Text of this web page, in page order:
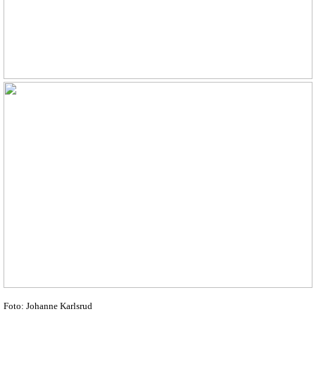
Foto: Johanne Karlsrud